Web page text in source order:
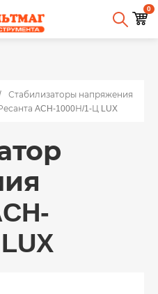
0
Стабилизаторы напряжения
ACH-1000Н/1-Ц LUX